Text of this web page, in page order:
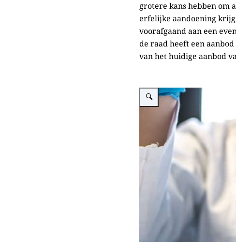
grotere kans hebben om
erfelijke aandoening
voorafgaand aan een
de raad heeft een
van het huidige aanbod
Vergroot afbeelding